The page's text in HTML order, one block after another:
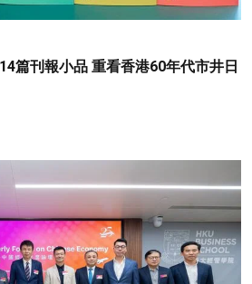
篇刊報小品 重看香港60年代市井日